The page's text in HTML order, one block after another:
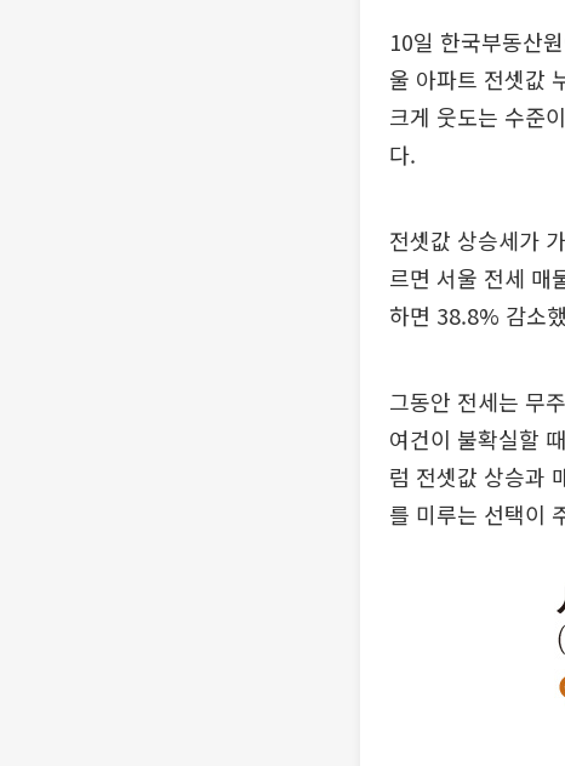
10일 한국부동산
울 아파트 전셋값
크게 웃도는 수준
다.
전셋값 상승세가
르면 서울 전세 매
하면 38.8% 감소
그동안 전세는 무
여건이 불확실할
럼 전셋값 상승과
를 미루는 선택이